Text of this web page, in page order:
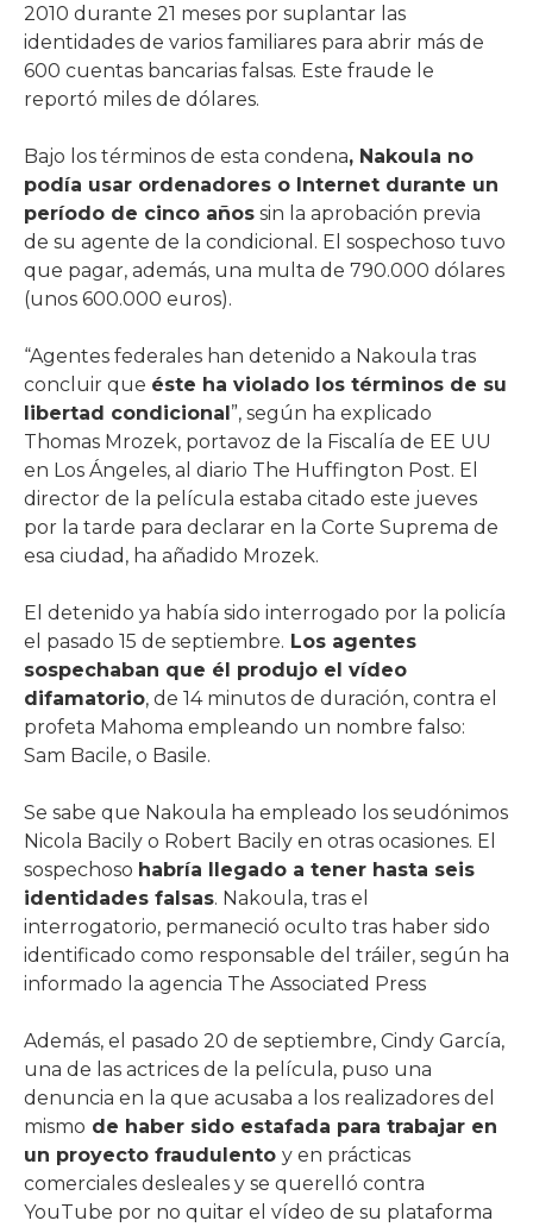
2010 durante 21 meses por suplantar las
identidades de varios familiares para abrir más de
600 cuentas bancarias falsas. Este fraude le
reportó miles de dólares.
Bajo los términos de esta condena, Nakoula no
podía usar ordenadores o Internet durante un
período de cinco años sin la aprobación previa
de su agente de la condicional. El sospechoso tuvo
que pagar, además, una multa de 790.000 dólares
(unos 600.000 euros).
“Agentes federales han detenido a Nakoula tras
concluir que éste ha violado los términos de su
libertad condicional”, según ha explicado
Thomas Mrozek, portavoz de la Fiscalía de EE UU
en Los Ángeles, al diario The Huffington Post. El
director de la película estaba citado este jueves
por la tarde para declarar en la Corte Suprema de
esa ciudad, ha añadido Mrozek.
El detenido ya había sido interrogado por la policía
el pasado 15 de septiembre. Los agentes
sospechaban que él produjo el vídeo
difamatorio, de 14 minutos de duración, contra el
profeta Mahoma empleando un nombre falso:
Sam Bacile, o Basile.
Se sabe que Nakoula ha empleado los seudónimos
Nicola Bacily o Robert Bacily en otras ocasiones. El
sospechoso habría llegado a tener hasta seis
identidades falsas. Nakoula, tras el
interrogatorio, permaneció oculto tras haber sido
identificado como responsable del tráiler, según ha
informado la agencia The Associated Press
Además, el pasado 20 de septiembre, Cindy García,
una de las actrices de la película, puso una
denuncia en la que acusaba a los realizadores del
mismo de haber sido estafada para trabajar en
un proyecto fraudulento y en prácticas
comerciales desleales y se querelló contra
YouTube por no quitar el vídeo de su plataforma